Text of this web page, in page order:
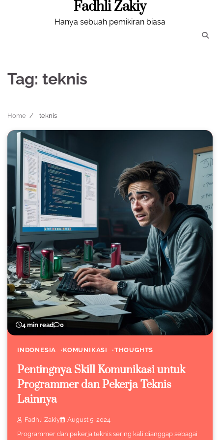
Fadhli Zakiy
Hanya sebuah pemikiran biasa
Tag: teknis
Home teknis
4 min read 0
INDONESIA KOMUNIKASI THOUGHTS
Pentingnya Skill Komunikasi untuk
Programmer dan Pekerja Teknis
Lainnya
Fadhli Zakiy
August 5, 2024
Programmer dan pekerja teknis sering kali dianggap sebagai